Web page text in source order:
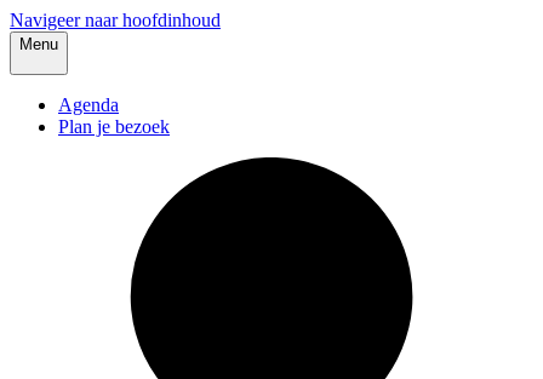
Navigeer naar hoofdinhoud
Menu
Agenda
Plan je bezoek